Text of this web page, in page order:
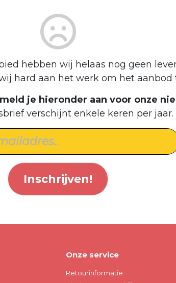
hebben wij helaas nog geen
hard aan het werk om het aanbod
je hieronder aan voor onze
verschijnt enkele keren per jaar.
Inschrijven!
Onze service
Retourinformatie